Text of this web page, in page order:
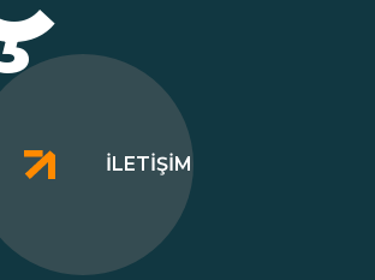
İLETIŞIM